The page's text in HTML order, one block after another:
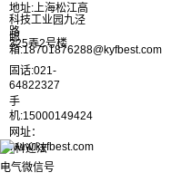
地址:上海松江高
科技工业园九泾
路
325弄2号楼
邮
箱:18701876288@kyfbest.com
固话:021-
64822327
手
机:15000149424
网址：
www.kyfbest.com